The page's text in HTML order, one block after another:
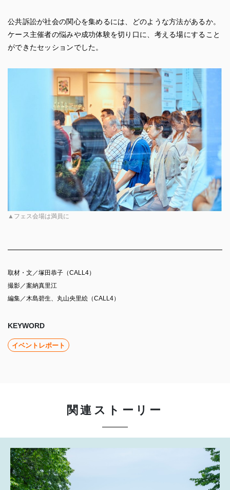
公共訴訟が社会の関心を集めるには、どのような方法があるか。
ケース主催者の悩みや成功体験を切り口に、考える場にすること
ができたセッションでした。
▲フェス会場は満員に
取材・⽂／塚田恭子（CALL4）
撮影／案納真里江
編集／木島碧生、丸山央里絵（CALL4）
KEYWORD
イベントレポート
関連ストーリー